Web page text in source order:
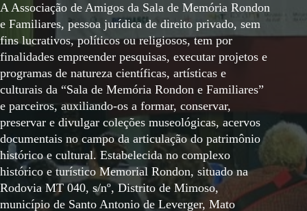
A Associação de Amigos da Sala de Memória Rondon
e Familiares, pessoa jurídica de direito privado, sem
fins lucrativos, políticos ou religiosos, tem por
finalidades empreender pesquisas, executar projetos e
programas de natureza científicas, artísticas e
culturais da “Sala de Memória Rondon e Familiares”
e parceiros, auxiliando-os a formar, conservar,
preservar e divulgar coleções museológicas, acervos
documentais no campo da articulação do patrimônio
histórico e cultural. Estabelecida no complexo
histórico e turístico Memorial Rondon, situado na
Rodovia MT 040, s/nº, Distrito de Mimoso,
município de Santo Antonio de Leverger, Mato